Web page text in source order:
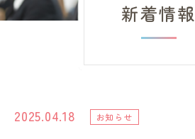
キャンパスライフ
進路・就職情報
新着情報
2025.04.18 お知らせ